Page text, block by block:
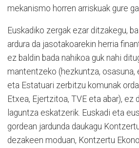
mekanismo horren arriskuak gure
Euskadiko zergak ezar ditzakegu,
ardura da jasotakoarekin herria
ez baldin bada nahikoa guk nahi
mantentzeko (hezkuntza, osasuna,
eta Estatuari zerbitzu komunak
Etxea, Ejertzitoa, TVE eta abar), ez
laguntza eskatzerik. Euskadi eta
gordean jardunda daukagu
dezakeen moduan, Kontzertu